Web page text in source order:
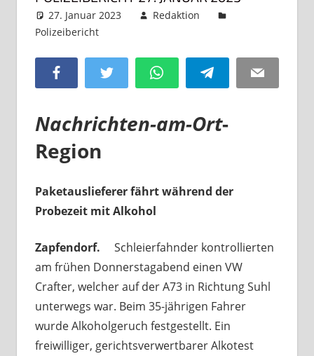
27. Januar 2023
Redaktion
Polizeibericht
Facebook Twitter WhatsAppTelegram Email
Nachrichten-am-Ort-
Region
Paketauslieferer fährt während der
Probezeit mit Alkohol
Zapfendorf. Schleierfahnder kontrollierten
am frühen Donnerstagabend einen VW
Crafter, welcher auf der A73 in Richtung Suhl
unterwegs war. Beim 35-jährigen Fahrer
wurde Alkoholgeruch festgestellt. Ein
freiwilliger, gerichtsverwertbarer Alkotest